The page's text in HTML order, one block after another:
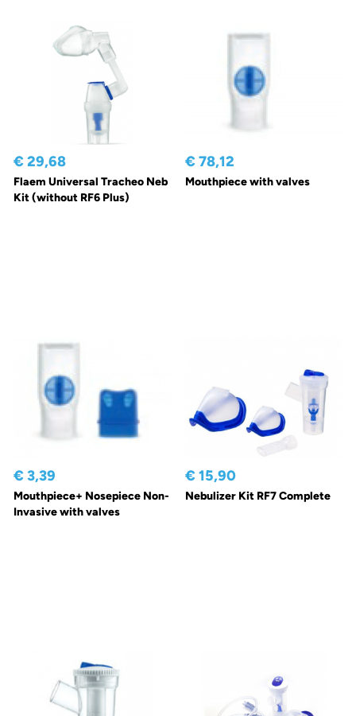
€ 29,68
Flaem Universal Tracheo Neb
Kit (without RF6 Plus)
€ 78,12
Mouthpiece with valves
€ 3,39
Mouthpiece+ Nosepiece Non-
Invasive with valves
€ 15,90
Nebulizer Kit RF7 Complete